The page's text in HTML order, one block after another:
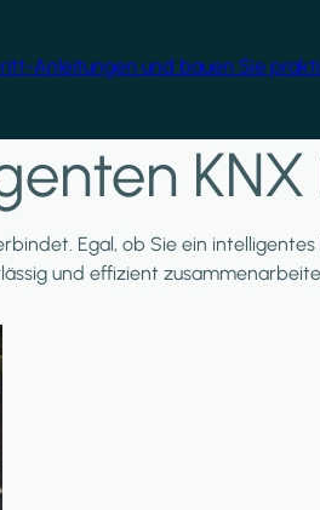
Anleitungen und bauen Sie
KNX
Egal, ob Sie ein
und effizient